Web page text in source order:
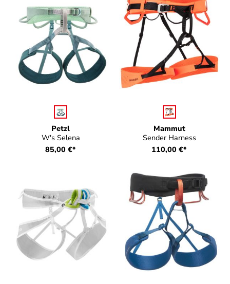
Petzl
W's Selena
Farbe
85,00 €*
Mammut
Sender Harness
Farbeauswählen
110,00 €*